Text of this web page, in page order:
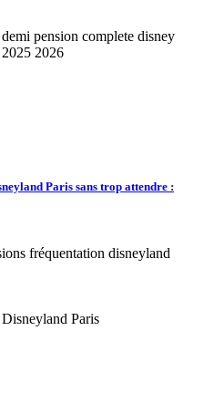
Paris sans trop attendre :
Paris